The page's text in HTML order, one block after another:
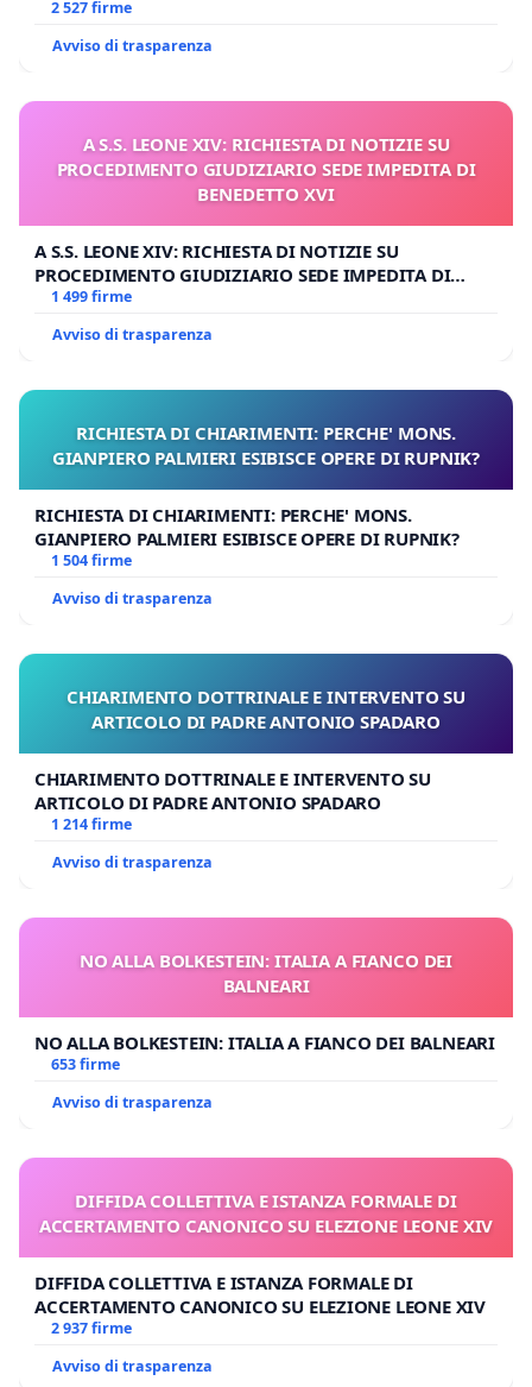
GAMBETTI
2 527 firme
Avviso di trasparenza
A S.S. LEONE XIV: RICHIESTA DI NOTIZIE SU
PROCEDIMENTO GIUDIZIARIO SEDE IMPEDITA DI
BENEDETTO XVI
A S.S. LEONE XIV: RICHIESTA DI NOTIZIE SU
PROCEDIMENTO GIUDIZIARIO SEDE IMPEDITA DI
BENEDETTO XVI
1 499 firme
Avviso di trasparenza
RICHIESTA DI CHIARIMENTI: PERCHE' MONS.
GIANPIERO PALMIERI ESIBISCE OPERE DI RUPNIK?
RICHIESTA DI CHIARIMENTI: PERCHE' MONS.
GIANPIERO PALMIERI ESIBISCE OPERE DI RUPNIK?
1 504 firme
Avviso di trasparenza
CHIARIMENTO DOTTRINALE E INTERVENTO SU
ARTICOLO DI PADRE ANTONIO SPADARO
CHIARIMENTO DOTTRINALE E INTERVENTO SU
ARTICOLO DI PADRE ANTONIO SPADARO
1 214 firme
Avviso di trasparenza
NO ALLA BOLKESTEIN: ITALIA A FIANCO DEI
BALNEARI
NO ALLA BOLKESTEIN: ITALIA A FIANCO DEI BALNEARI
653 firme
Avviso di trasparenza
DIFFIDA COLLETTIVA E ISTANZA FORMALE DI
ACCERTAMENTO CANONICO SU ELEZIONE LEONE XIV
DIFFIDA COLLETTIVA E ISTANZA FORMALE DI
ACCERTAMENTO CANONICO SU ELEZIONE LEONE XIV
2 937 firme
Avviso di trasparenza